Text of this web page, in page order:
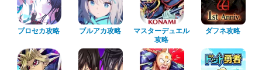
プロセカ攻略 ブルアカ攻略 マスターデュエル
攻略
ダフネ攻略